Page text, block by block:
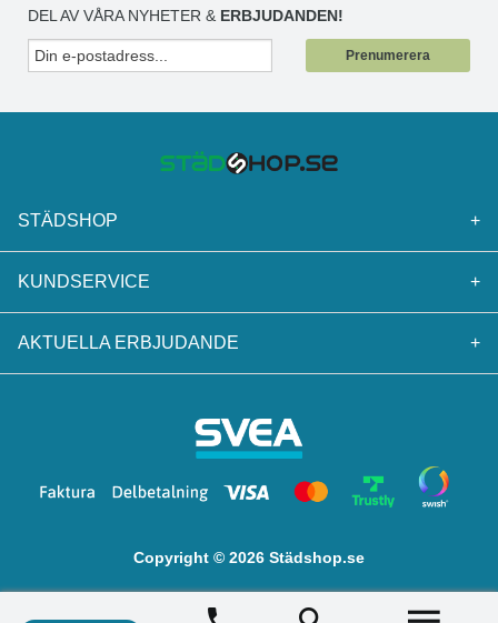
DEL AV VÅRA NYHETER & ERBJUDANDEN!
Prenumerera
STÄDSHOP +
KUNDSERVICE +
AKTUELLA ERBJUDANDE +
Copyright © 2026 Städshop.se